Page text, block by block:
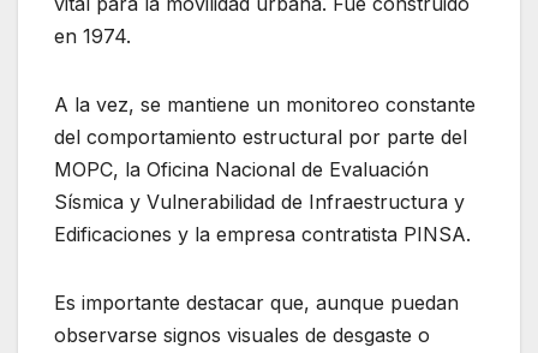
en 1974.
A la vez, se mantiene un monitoreo constante
del comportamiento estructural por parte del
MOPC, la Oficina Nacional de Evaluación
Sísmica y Vulnerabilidad de Infraestructura y
Edificaciones y la empresa contratista PINSA.
Es importante destacar que, aunque puedan
observarse signos visuales de desgaste o